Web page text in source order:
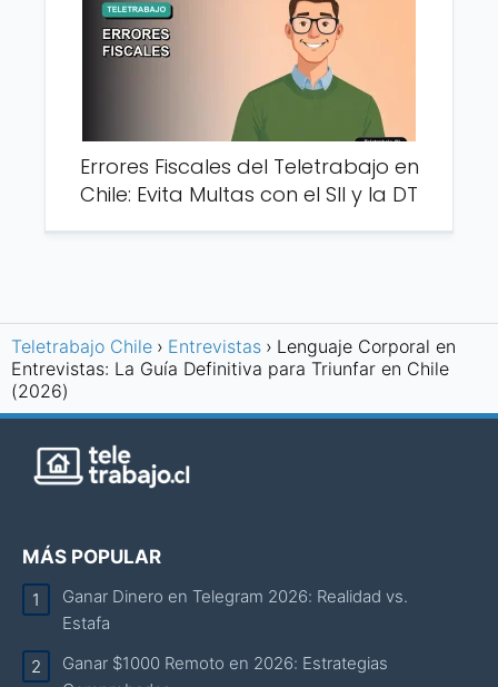
Errores Fiscales del Teletrabajo en
Chile: Evita Multas con el SII y la DT
Teletrabajo Chile Entrevistas
Lenguaje Corporal en
Entrevistas: La Guía Definitiva para Triunfar en Chile
(2026)
MÁS POPULAR
Ganar Dinero en Telegram 2026: Realidad vs.
Estafa
Ganar $1000 Remoto en 2026: Estrategias